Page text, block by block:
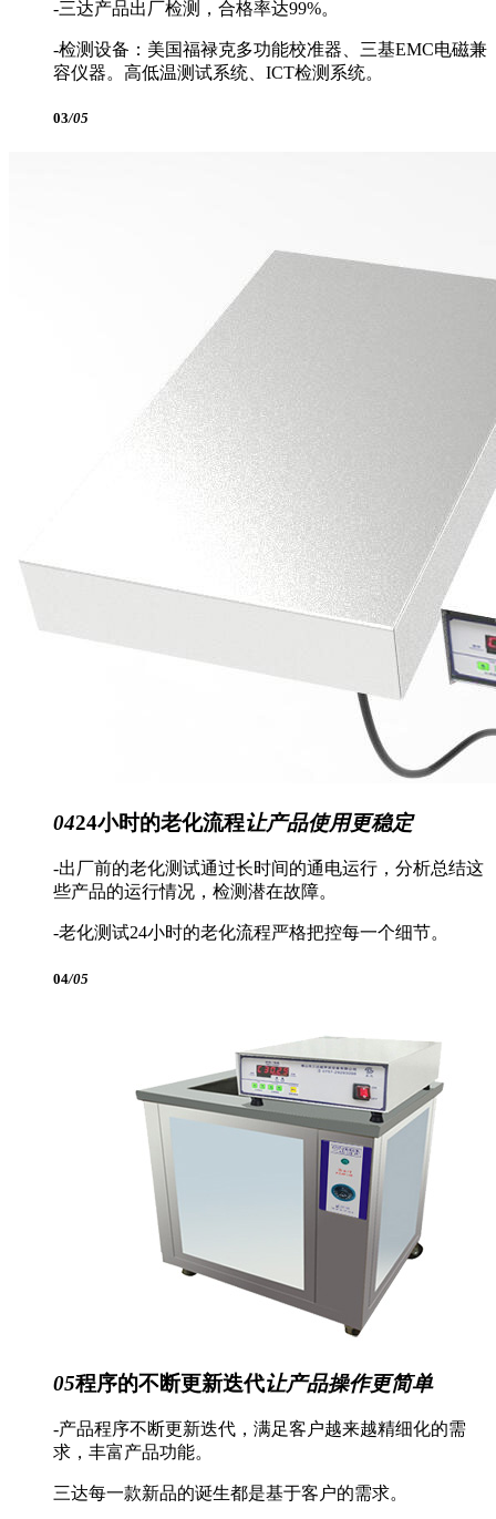
-三达产品出厂检测，合格率达99%。
-检测设备：美国福禄克多功能校准器、三基EMC电磁兼
容仪器。高低温测试系统、ICT检测系统。
03/05
0424小时的老化流程让产品使用更稳定
-出厂前的老化测试通过长时间的通电运行，分析总结这
些产品的运行情况，检测潜在故障。
-老化测试24小时的老化流程严格把控每一个细节。
04/05
05程序的不断更新迭代让产品操作更简单
-产品程序不断更新迭代，满足客户越来越精细化的需
求，丰富产品功能。
三达每一款新品的诞生都是基于客户的需求。